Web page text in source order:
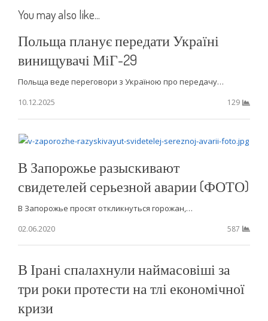
You may also like...
Польща планує передати Україні
винищувачі МіГ-29
Польща веде переговори з Україною про передачу…
10.12.2025
129
В Запорожье разыскивают
свидетелей серьезной аварии (ФОТО)
В Запорожье просят откликнуться горожан,…
02.06.2020
587
В Ірані спалахнули наймасовіші за
три роки протести на тлі економічної
кризи